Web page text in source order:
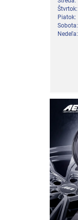
Štvrtok:
Piatok:
Sobota:
Nedeľa: